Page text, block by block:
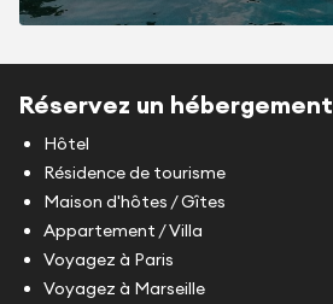
Réservez un hébergement
Hôtel
Résidence de tourisme
Maison d'hôtes / Gîtes
Appartement / Villa
Voyagez à Paris
Voyagez à Marseille